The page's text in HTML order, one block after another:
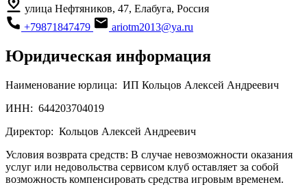
улица Нефтяников, 47, Елабуга, Россия
+79871847479
ariotm2013@ya.ru
Юридическая информация
Наименование юрлица: ИП Кольцов Алексей Андреевич
ИНН: 644203704019
Директор: Кольцов Алексей Андреевич
Условия возврата средств: В случае невозможности оказания
услуг или недовольства сервисом клуб оставляет за собой
возможность компенсировать средства игровым временем.